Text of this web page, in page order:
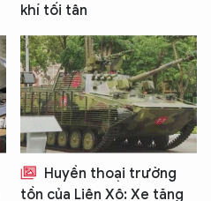
khí tối tân
Huyền thoại trường
tồn của Liên Xô: Xe tăng